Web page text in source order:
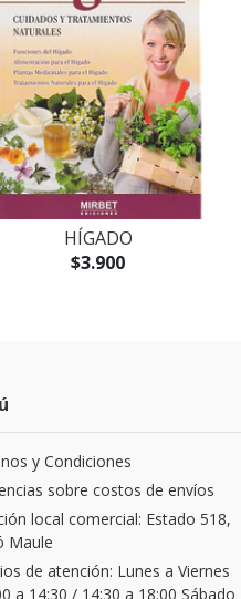
HÍGADO
$3.900
y Condiciones
sobre costos de envíos
local comercial: Estado 518,
Maule
de atención: Lunes a Viernes
a 14:30 / 14:30 a 18:00 Sábado